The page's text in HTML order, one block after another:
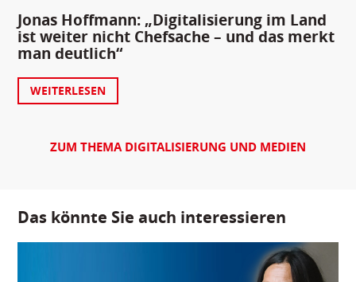
Jonas Hoffmann: „Digitalisierung im Land
ist weiter nicht Chefsache – und das merkt
man deutlich“
WEITERLESEN
ZUM THEMA DIGITALISIERUNG UND MEDIEN
Das könnte Sie auch interessieren